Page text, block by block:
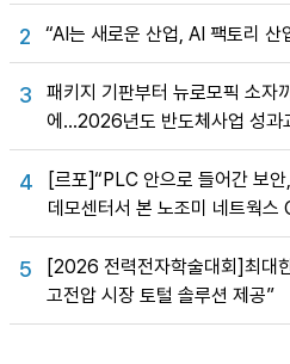
2 “AI는 새로운 산업, AI 팩토리 산
3
패키지 기판부터 뉴로모픽 소자
에…2026년도 반도체사업 성과
4
[르포]“PLC 안으로 들어간 보
데모센터서 본 노조미 네트웍스
5
[2026 전력전자학술대회]최대
고전압 시장 토털 솔루션 제공”